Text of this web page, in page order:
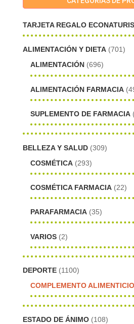
TARJETA REGALO ECONATURIS
ALIMENTACIÓN Y DIETA (701)
ALIMENTACIÓN (696)
ALIMENTACIÓN FARMACIA
SUPLEMENTO DE FARMACIA
BELLEZA Y SALUD (309)
COSMÉTICA (293)
COSMÉTICA FARMACIA (22)
PARAFARMACIA (35)
VARIOS (2)
DEPORTE (1100)
COMPLEMENTO ALIMENTICIO
ESTADO DE ÁNIMO (108)